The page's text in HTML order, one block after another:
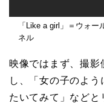
「Like a girl」＝ウォ
ネル
映像ではまず、撮
し、「女の子のよ
たいてみて」など